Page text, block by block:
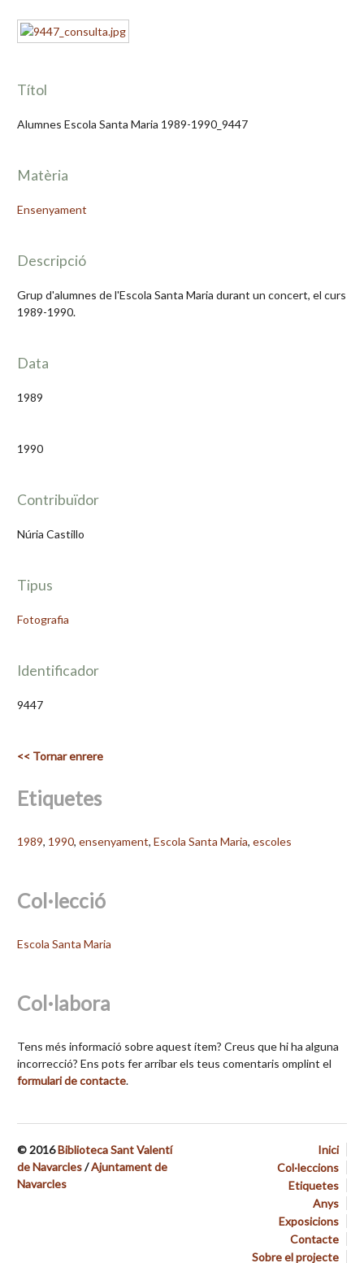
Títol
Alumnes Escola Santa Maria 1989-1990_9447
Matèria
Ensenyament
Descripció
Grup d'alumnes de l'Escola Santa Maria durant un concert, el curs
1989-1990.
Data
1989
1990
Contribuïdor
Núria Castillo
Tipus
Fotografia
Identificador
9447
<< Tornar enrere
Etiquetes
1989, 1990, ensenyament, Escola Santa Maria, escoles
Col·lecció
Escola Santa Maria
Col·labora
Tens més informació sobre aquest ítem? Creus que hi ha alguna
incorrecció? Ens pots fer arribar els teus comentaris omplint el
formulari de contacte.
Inici
Col·leccions
Etiquetes
Anys
Exposicions
Contacte
Sobre el projecte
© 2016Biblioteca Sant Valentí
de Navarcles/Ajuntament de
Navarcles